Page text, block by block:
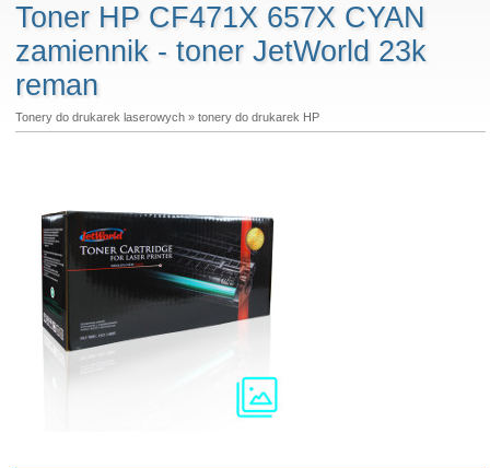
Toner HP CF471X 657X CYAN
zamiennik - toner JetWorld 23k
reman
Tonery do drukarek laserowych» tonery do drukarek HP